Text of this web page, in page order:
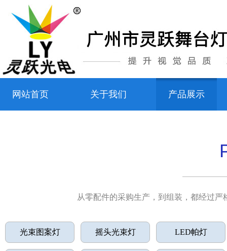
网站首页 关于我们 产品展示
从零配件的采购生产，到组装，都经过
光束图案灯 摇头光束灯 LED帕灯